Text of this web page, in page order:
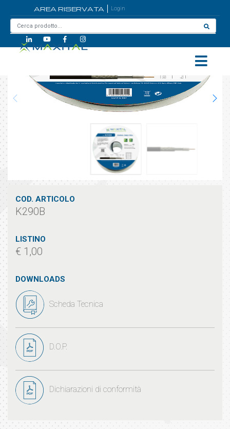
AREA RISERVATA Login
K290B
COD. ARTICOLO
K290B
LISTINO
€ 1,00
DOWNLOADS
Scheda Tecnica
D.O.P.
Dichiarazioni di conformità